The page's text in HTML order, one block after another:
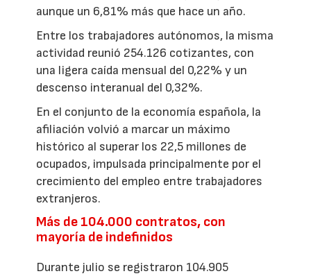
aunque un 6,81% más que hace un año.
Entre los trabajadores autónomos, la misma
actividad reunió 254.126 cotizantes, con
una ligera caída mensual del 0,22% y un
descenso interanual del 0,32%.
En el conjunto de la economía española, la
afiliación volvió a marcar un máximo
histórico al superar los 22,5 millones de
ocupados, impulsada principalmente por el
crecimiento del empleo entre trabajadores
extranjeros.
Más de 104.000 contratos, con
mayoría de indefinidos
Durante julio se registraron 104.905